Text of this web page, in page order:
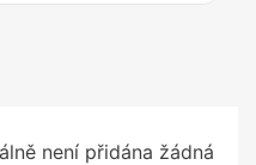
není přidána žádná